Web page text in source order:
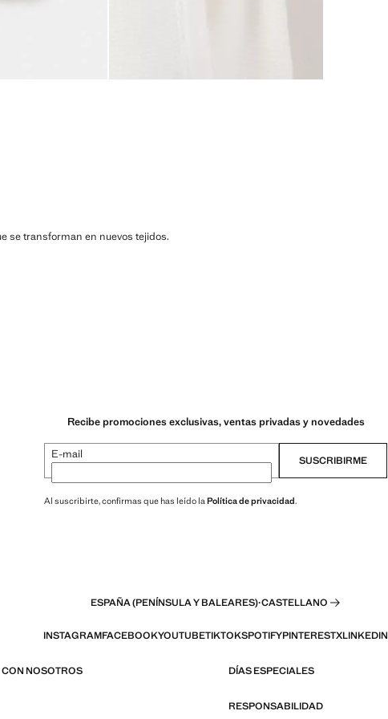
se transforman en nuevos tejidos.
Recibe promociones exclusivas, ventas privadas y novedades
E-mail SUSCRIBIRME
Al suscribirte, confirmas que has leído la Política de privacidad.
ESPAÑA (PENÍNSULA Y BALEARES)·CASTELLANO
INSTAGRAMFACEBOOKYOUTUBETIKTOKSPOTIFYPINTERESTXLINKEDIN
NOSOTROS DÍAS ESPECIALES
RESPONSABILIDAD